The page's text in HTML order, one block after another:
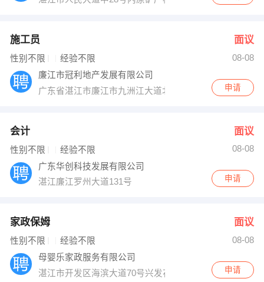
施工员 面议
性别不限 经验不限
08-08
廉江市冠利地产发展有限公司
广东省湛江市廉江市九洲江大道北138号廉江一中旁
申请
会计 面议
性别不限 经验不限
08-08
广东华创科技发展有限公司
湛江廉江罗州大道131号
申请
家政保姆 面议
性别不限 经验不限
08-08
母婴乐家政服务有限公司
湛江市开发区海滨大道70号兴发花园B座四层
申请